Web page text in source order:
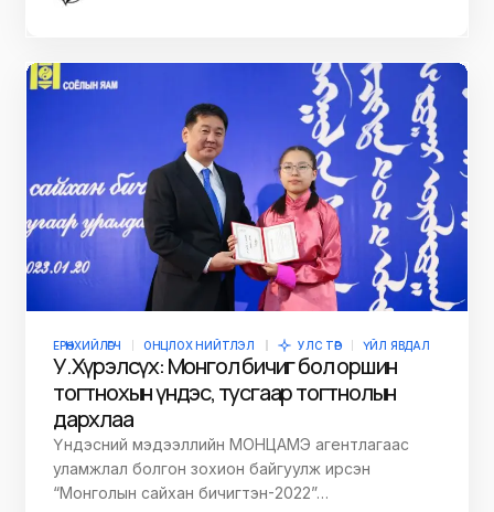
ЕРӨНХИЙЛӨГЧ ОНЦЛОХ НИЙТЛЭЛ УЛС ТӨР ҮЙЛ ЯВДАЛ
У.Хүрэлсүх: Монгол бичиг бол оршин
тогтнохын үндэс, тусгаар тогтнолын
дархлаа
Үндэсний мэдээллийн МОНЦАМЭ агентлагаас
уламжлал болгон зохион байгуулж ирсэн
“Монголын сайхан бичигтэн-2022”…